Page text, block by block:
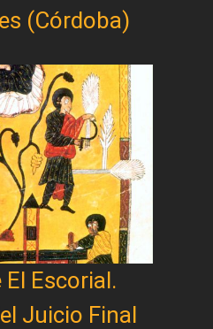
(Córdoba)
El Escorial.
Juicio Final